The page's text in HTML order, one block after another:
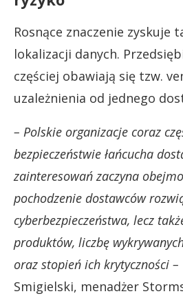
Rosnące znaczenie zyskuje
lokalizacji danych.
częściej obawiają się tzw.
uzależnienia od jednego
– Polskie organizacje coraz
bezpieczeństwie łańcucha
zainteresowań zaczyna
pochodzenie dostawców
cyberbezpieczeństwa, lecz
produktów, liczbę
oraz stopień ich krytyczności –
Smigielski, menadżer